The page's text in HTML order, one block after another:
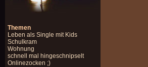
Themen
Leben als Single mit Kids
Schulkram
Wohnung
schnell mal hingeschnipselt
Onlinezocken ;)